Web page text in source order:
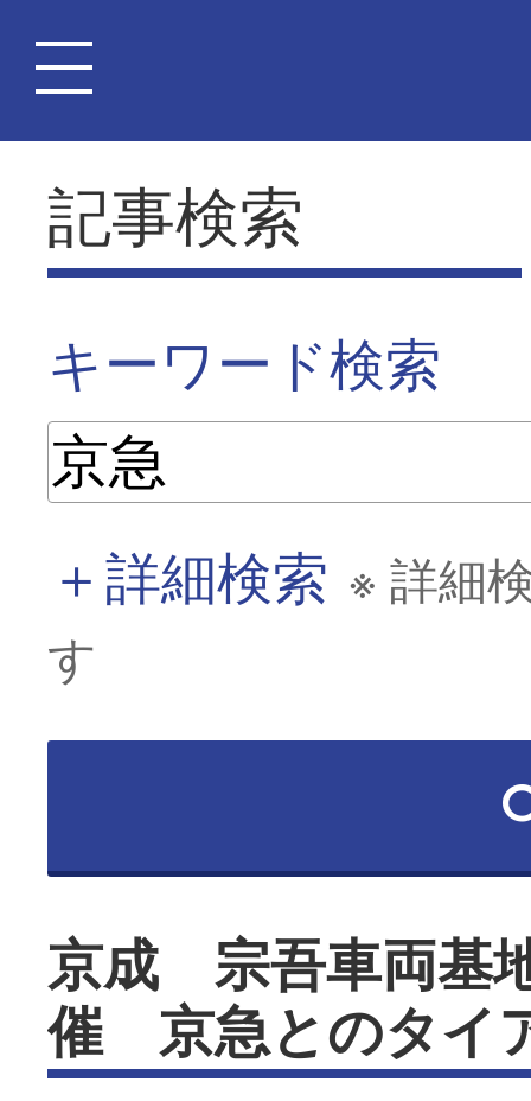
記事検索
キーワード検索
＋詳細検索 ※ 詳細
す
京成 宗吾車両基
催 京急とのタイ